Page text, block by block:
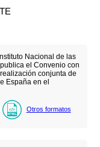
Nacional de las
el Convenio con
conjunta de
España en el
Otros formatos